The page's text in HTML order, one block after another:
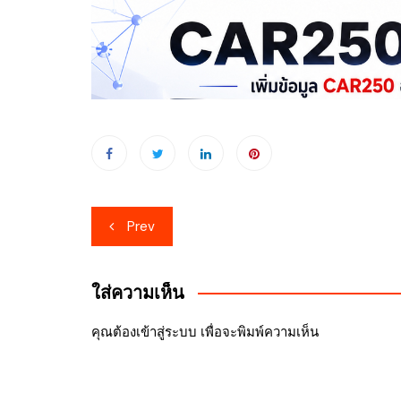
นำทาง
เรื่อง
Prev
ใส่ความเห็น
คุณต้องเข้าสู่ระบบ เพื่อจะพิมพ์ความเห็น